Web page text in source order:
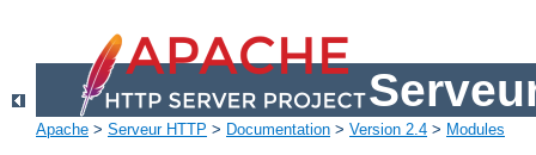
Apache > Serveur HTTP > Documentation > Version 2.4 > Modules